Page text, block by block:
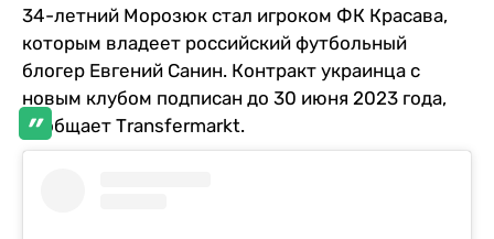
34-летний Морозюк стал игроком ФК Красава,
которым владеет российский футбольный
блогер Евгений Санин. Контракт украинца с
новым клубом подписан до 30 июня 2023 года,
сообщает Тransfermarkt.